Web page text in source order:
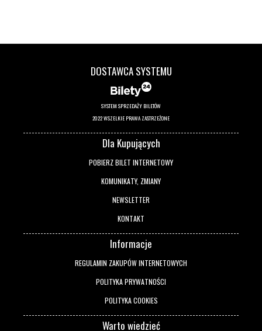
DOSTAWCA SYSTEMU
SYSTEM SPRZEDAŻY BILETÓW
2022 WSZELKIE PRAWA ZASTRZEŻONE
Dla Kupujących
POBIERZ BILET INTERNETOWY
KOMUNIKATY, ZMIANY
NEWSLETTER
KONTAKT
Informacje
REGULAMIN ZAKUPÓW INTERNETOWYCH
POLITYKA PRYWATNOŚCI
POLITYKA COOKIES
Warto wiedzieć